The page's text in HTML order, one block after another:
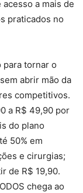
a mais de
praticados no
para tornar o
abrir mão da
competitivos.
a R$ 49,90 por
do plano
50% em
e cirurgias;
de R$ 19,90.
chega ao